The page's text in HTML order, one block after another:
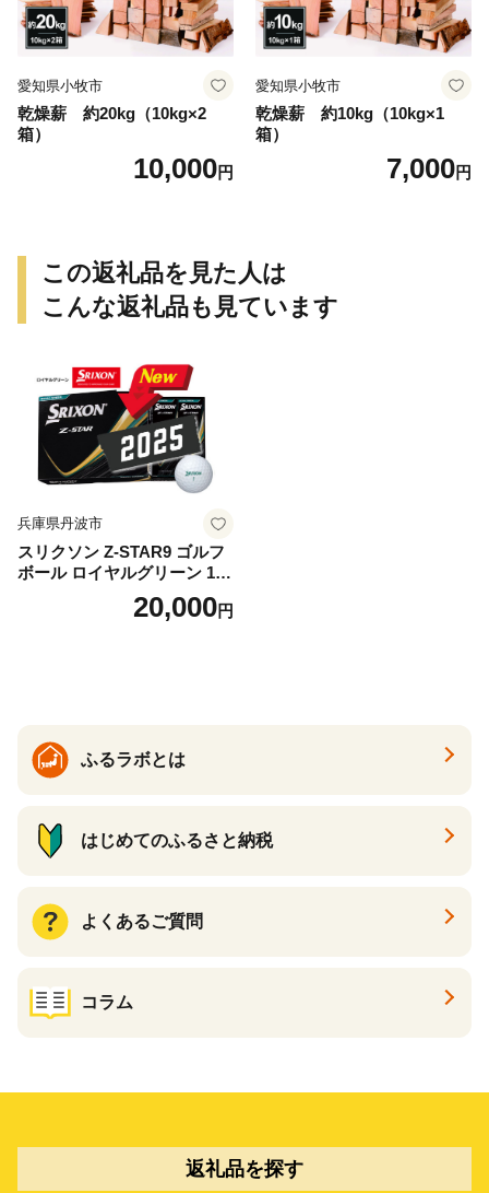
愛知県小牧市
乾燥薪 約20kg（10kg×2
箱）
10,000円
愛知県小牧市
乾燥薪 約10kg（10kg×1
箱）
7,000円
この返礼品を見た人は
こんな返礼品も見ています
兵庫県丹波市
スリクソン Z-STAR9 ゴルフ
ボール ロイヤルグリーン 1ダ
ース 12球 兵庫県丹波市 ふる
20,000円
ふるラボとは
はじめてのふるさと納税
よくあるご質問
コラム
返礼品を探す